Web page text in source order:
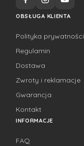
OBSŁUGA KLIENTA
Polityka prywatności
Regulamin
Dostawa
Zwroty i reklamacje
Gwarancja
Kontakt
INFORMACJE
FAQ